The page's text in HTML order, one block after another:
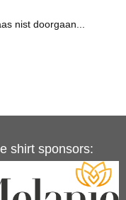
nist doorgaan...
shirt sponsors: